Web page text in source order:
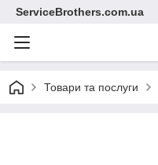
ServiceBrothers.com.ua
Товари та послуги